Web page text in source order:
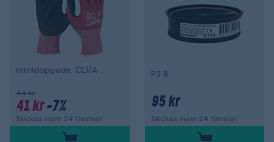
nitrildoppade, CL1/A
44 kr
41 kr-7%
Skickas inom 24 timmar!
P3 R
95 kr
Skickas inom 24 timmar!